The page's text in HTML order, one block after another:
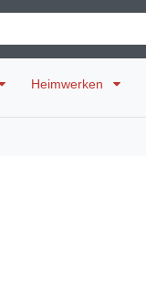
Heimwerken